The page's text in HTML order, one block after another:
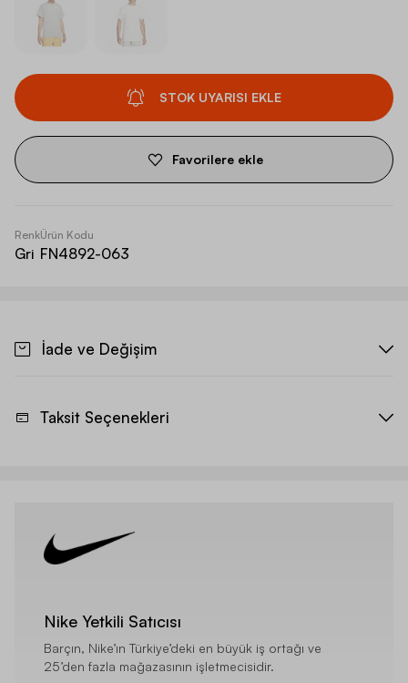
STOK UYARISI EKLE
Favorilere ekle
Renk
Gri
Ürün Kodu
FN4892-063
İade ve Değişim
Taksit Seçenekleri
Nike Yetkili Satıcısı
Barçın, Nike’ın Türkiye’deki en büyük iş ortağı ve
25’den fazla mağazasının işletmecisidir.